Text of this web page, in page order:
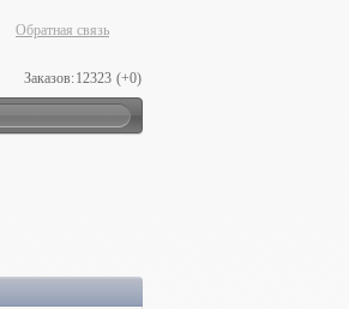
Обратная связь
Заказов:12323 (+0)